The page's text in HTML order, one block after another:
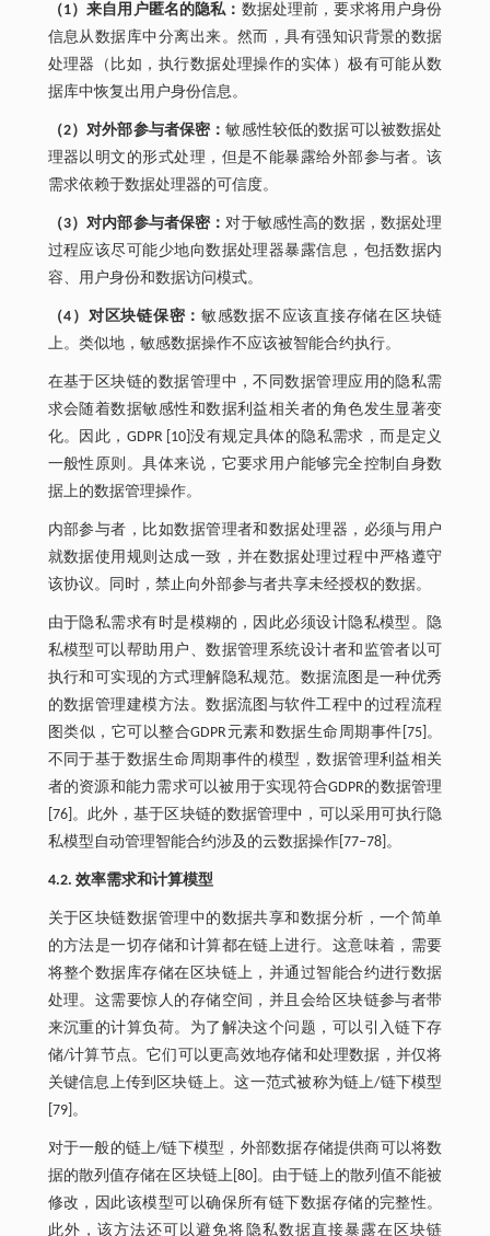
（1）来自用户匿名的隐私： 数据处理前，要求将用户身份
信息从数据库中分离出来。然而，具有强知识背景的数据
处理器（比如，执行数据处理操作的实体）极有可能从数
据库中恢复出用户身份信息。
（2）对外部参与者保密：敏感性较低的数据可以被数据处
理器以明文的形式处理，但是不能暴露给外部参与者。该
需求依赖于数据处理器的可信度。
（3）对内部参与者保密：对于敏感性高的数据，数据处理
过程应该尽可能少地向数据处理器暴露信息，包括数据内
容、用户身份和数据访问模式。
（4）对区块链保密：敏感数据不应该直接存储在区块链
上。类似地，敏感数据操作不应该被智能合约执行。
在基于区块链的数据管理中，不同数据管理应用的隐私需
求会随着数据敏感性和数据利益相关者的角色发生显著变
化。因此，GDPR [10]没有规定具体的隐私需求，而是定义
一般性原则。具体来说，它要求用户能够完全控制自身数
据上的数据管理操作。
内部参与者，比如数据管理者和数据处理器，必须与用户
就数据使用规则达成一致，并在数据处理过程中严格遵守
该协议。同时，禁止向外部参与者共享未经授权的数据。
由于隐私需求有时是模糊的，因此必须设计隐私模型。隐
私模型可以帮助用户、数据管理系统设计者和监管者以可
执行和可实现的方式理解隐私规范。数据流图是一种优秀
的数据管理建模方法。数据流图与软件工程中的过程流程
图类似，它可以整合GDPR元素和数据生命周期事件[75]。
不同于基于数据生命周期事件的模型，数据管理利益相关
者的资源和能力需求可以被用于实现符合GDPR的数据管理
[76]。此外，基于区块链的数据管理中，可以采用可执行隐
私模型自动管理智能合约涉及的云数据操作[77‒78]。
4.2. 效率需求和计算模型
关于区块链数据管理中的数据共享和数据分析，一个简单
的方法是一切存储和计算都在链上进行。这意味着，需要
将整个数据库存储在区块链上，并通过智能合约进行数据
处理。这需要惊人的存储空间，并且会给区块链参与者带
来沉重的计算负荷。为了解决这个问题，可以引入链下存
储/计算节点。它们可以更高效地存储和处理数据，并仅将
关键信息上传到区块链上。这一范式被称为链上/链下模型
[79]。
对于一般的链上/链下模型，外部数据存储提供商可以将数
据的散列值存储在区块链上[80]。由于链上的散列值不能被
修改，因此该模型可以确保所有链下数据存储的完整性。
此外，该方法还可以避免将隐私数据直接暴露在区块链